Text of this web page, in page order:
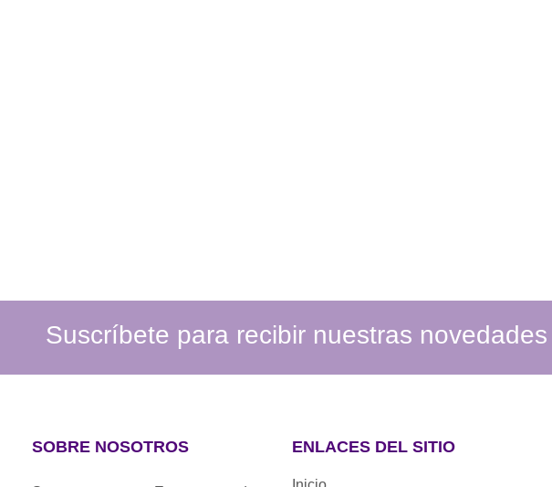
Suscríbete para recibir nuestras novedades
SOBRE NOSOTROS ENLACES DEL SITIO